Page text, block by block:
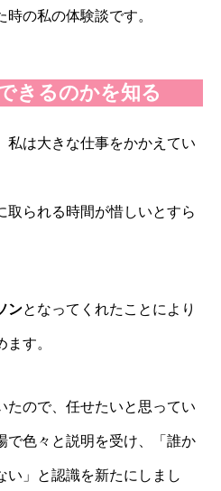
の私の体験談です。
きるのかを知る
私は大きな仕事をかかえてい
取られる時間が惜しいとすら
ンとなってくれたことにより
す。
たので、任せたいと思ってい
で色々と説明を受け、「誰か
い」と認識を新たにしまし